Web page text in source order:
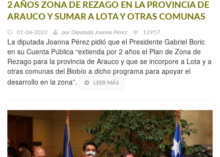
2 AÑOS ZONA DE REZAGO EN LA PROVINCIA DE
ARAUCO Y SUMAR A LOTA Y OTRAS COMUNAS
01-06-2022 por Diputada Joanna Pérez 12957
La diputada Joanna Pérez pidió que el Presidente Gabriel Boric
en su Cuenta Pública “extienda por 2 años el Plan de Zona de
Rezago para la provincia de Arauco y que se incorpore a Lota y a
otras comunas del Biobío a dicho programa para apoyar el
desarrollo en la zona”.
LEER MÁS